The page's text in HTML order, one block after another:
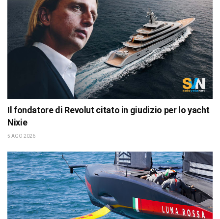
Il fondatore di Revolut citato in giudizio per lo yacht
Nixie
5 AGO 2026